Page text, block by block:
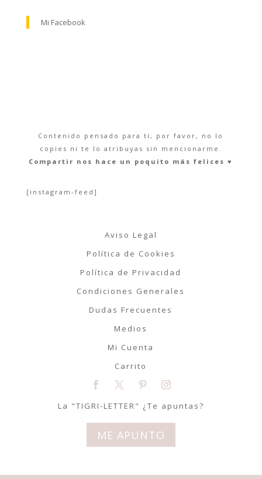
Mi Facebook
Contenido pensado para tí, por favor, no lo
copies ni te lo atribuyas sin mencionarme.
Compartir nos hace un poquito más felices ♥︎
[instagram-feed]
Aviso Legal
Política de Cookies
Política de Privacidad
Condiciones Generales
Dudas Frecuentes
Medios
Mi Cuenta
Carrito
La "TIGRI-LETTER" ¿Te apuntas?
ME APUNTO